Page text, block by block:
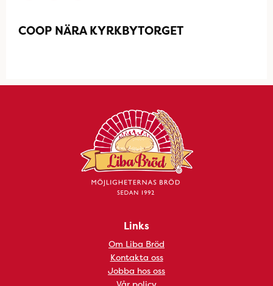
COOP NÄRA KYRKBYTORGET
Links
Om Liba Bröd
Kontakta oss
Jobba hos oss